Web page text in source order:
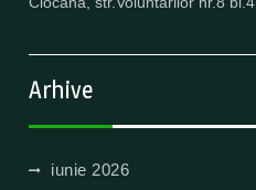
Arhive
iunie 2026